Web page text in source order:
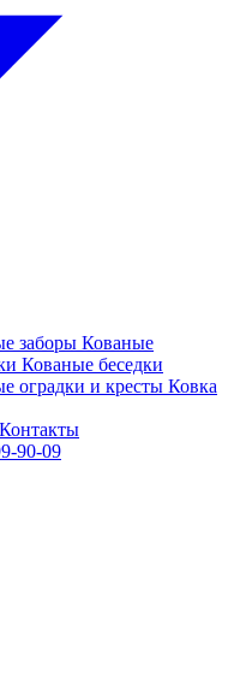
заборы Кованые
Кованые беседки
оградки и кресты Ковка
Контакты
90-09